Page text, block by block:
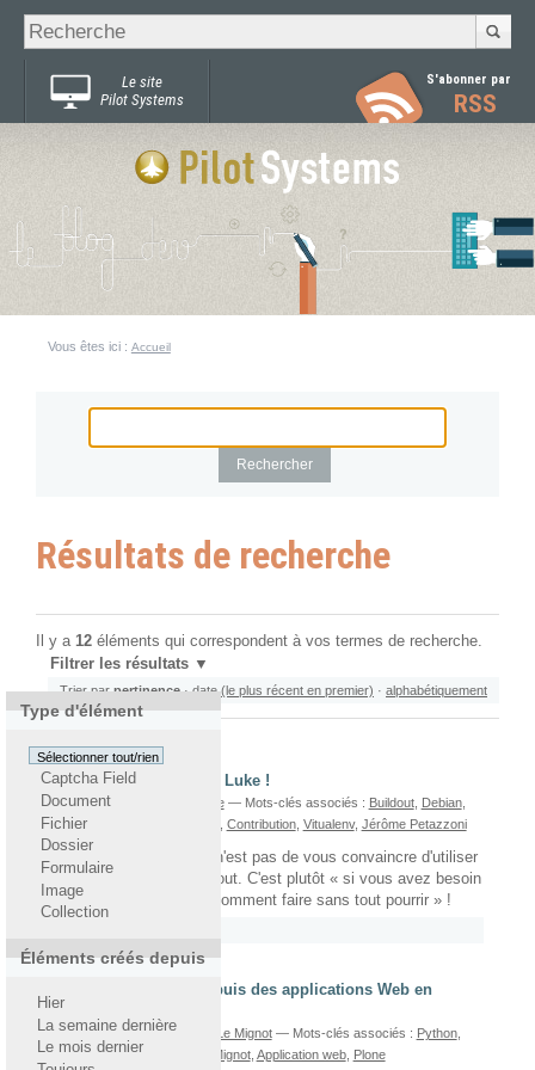
Chercher par
Recherche
avancée…
Le site
Pilot Systems
S'abonner par
RSS
Vous êtes ici : Accueil
Résultats de recherche
Il y a 12 éléments qui correspondent à vos termes de recherche.
Filtrer les résultats
Type d'élément
Sélectionner tout/rien
Captcha Field
Document
Fichier
Dossier
Formulaire
Image
Collection
Éléments créés depuis
Hier
La semaine dernière
Le mois dernier
Trier par pertinence · date (le plus récent en premier) · alphabétiquement
Join the Buildout side, Luke !
écrit le 08/04/2010 jerome — Mots-clés associés : Buildout, Debian,
Tutoriel
Contribution, Vitualenv, Jérôme Petazzoni
Le but de ce document n'est pas de vous convaincre d'utiliser
(ou ne pas utiliser) buildout. C'est plutôt « si vous avez besoin
d'utiliser buildout, voilà comment faire sans tout pourrir » !
Génération de PDF depuis des applications Web en
Python
écrit le 12/05/2017Par Gaël Le Mignot — Mots-clés associés : Python,
Django ,Zope,PDF Gaël le Mignot, Application web, Plone